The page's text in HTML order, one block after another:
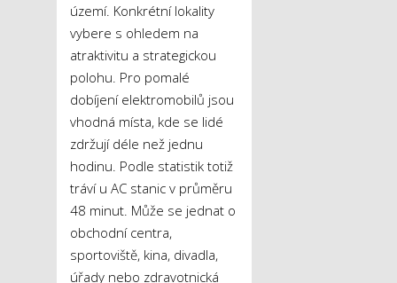
území. Konkrétní lokality
vybere s ohledem na
atraktivitu a strategickou
polohu. Pro pomalé
dobíjení elektromobilů jsou
vhodná místa, kde se lidé
zdržují déle než jednu
hodinu. Podle statistik totiž
tráví u AC stanic v průměru
48 minut. Může se jednat o
obchodní centra,
sportoviště, kina, divadla,
úřady nebo zdravotnická